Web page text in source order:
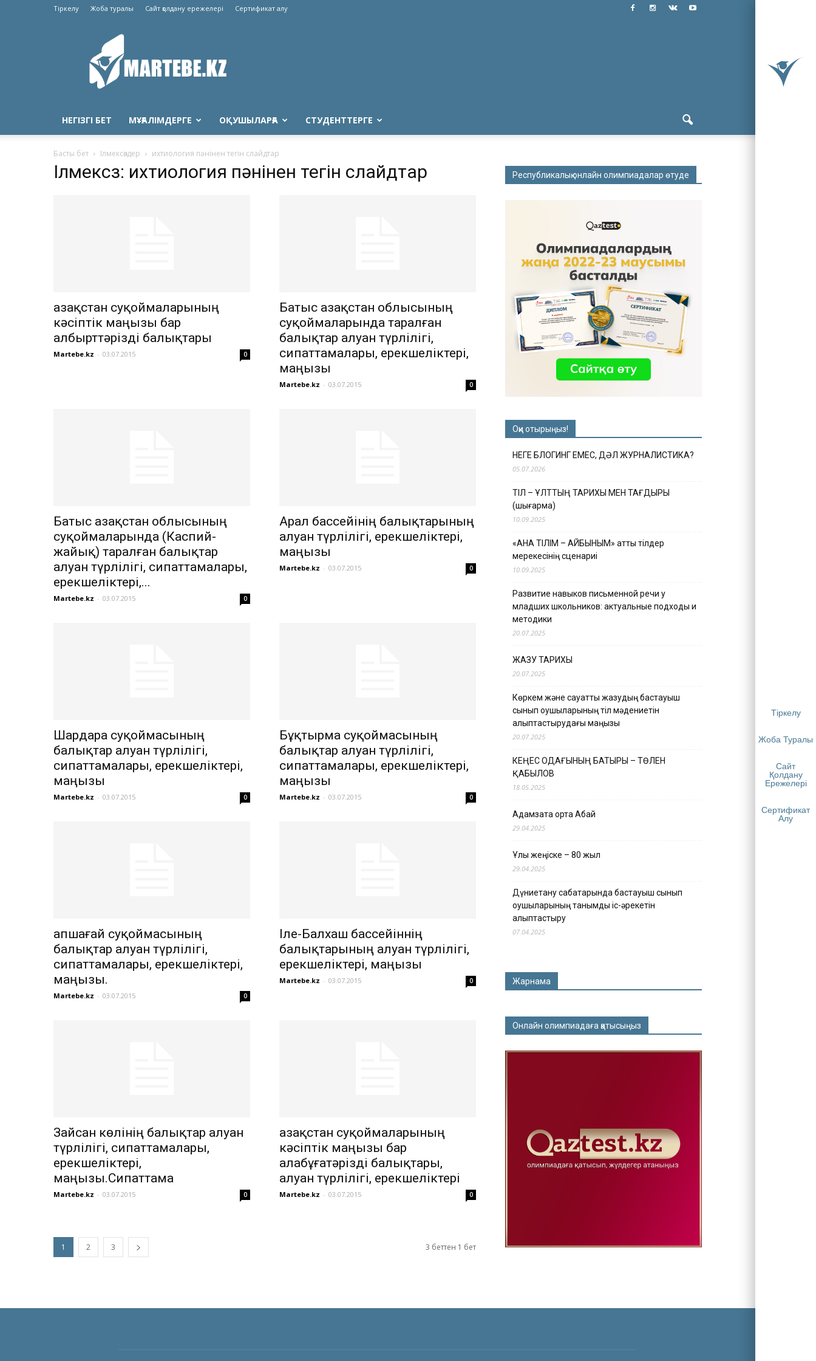
Тіркелу
Жоба Туралы
Сайт
Қолдану
Ережелері
Сертификат
Алу
Тіркелу Жоба туралы Сайт қолдану ережелері Сертификат алу
Martebe.kz
білім
сайты
НЕГІЗГІ БЕТ МҰҒАЛІМДЕРГЕ ОҚУШЫЛАРҒА СТУДЕНТТЕРГЕ
Басты бет Ілмексөздер ихтиология пәнінен тегін слайдтар
Ілмексөз: ихтиология пәнінен тегін слайдтар
Қазақстан суқоймаларының
кәсіптік маңызы бар
албырттәрізді балықтары
Martebe.kz - 03.07.2015 0
Батыс Қазақстан облысының
суқоймаларында таралған
балықтар алуан түрлілігі,
сипаттамалары, ерекшеліктері,
маңызы
Martebe.kz - 03.07.2015 0
Батыс Қазақстан облысының
суқоймаларында (Каспий-
жайық) таралған балықтар
алуан түрлілігі, сипаттамалары,
ерекшеліктері,...
Martebe.kz - 03.07.2015 0
Арал бассейінің балықтарының
алуан түрлілігі, ерекшеліктері,
маңызы
Martebe.kz - 03.07.2015 0
Шардара суқоймасының
балықтар алуан түрлілігі,
сипаттамалары, ерекшеліктері,
маңызы
Martebe.kz - 03.07.2015 0
Бұқтырма суқоймасының
балықтар алуан түрлілігі,
сипаттамалары, ерекшеліктері,
маңызы
Martebe.kz - 03.07.2015 0
Қапшағай суқоймасының
балықтар алуан түрлілігі,
сипаттамалары, ерекшеліктері,
маңызы.
Martebe.kz - 03.07.2015 0
Іле-Балхаш бассейіннің
балықтарының алуан түрлілігі,
ерекшеліктері, маңызы
Martebe.kz - 03.07.2015 0
Зайсан көлінің балықтар алуан
түрлілігі, сипаттамалары,
ерекшеліктері,
маңызы.Сипаттама
Martebe.kz - 03.07.2015 0
Қазақстан суқоймаларының
кәсіптік маңызы бар
алабұғатәрізді балықтары,
алуан түрлілігі, ерекшеліктері
Martebe.kz - 03.07.2015 0
1 2 3 3 беттен 1 бет
Республикалық онлайн олимпиадалар өтуде
Оқи отырыңыз!
НЕГЕ БЛОГИНГ ЕМЕС, ДӘЛ ЖУРНАЛИСТИКА?
05.07.2026
ТІЛ – ҰЛТТЫҢ ТАРИХЫ МЕН ТАҒДЫРЫ
(шығарма)
10.09.2025
«АНА ТІЛІМ – АЙБЫНЫМ» атты тілдер
мерекесінің сценариі
10.09.2025
Развитие навыков письменной речи у
младших школьников: актуальные подходы и
методики
20.07.2025
ЖАЗУ ТАРИХЫ
20.07.2025
Көркем және сауатты жазудың бастауыш
сынып оқушыларының тіл мәдениетін
қалыптастырудағы маңызы
20.07.2025
КЕҢЕС ОДАҒЫНЫҢ БАТЫРЫ – ТӨЛЕН
ҚАБЫЛОВ
18.05.2025
Адамзатқа ортақ Абай
29.04.2025
Ұлы жеңіске – 80 жыл
29.04.2025
Дүниетану сабақтарында бастауыш сынып
оқушыларының танымдық іс-әрекетін
қалыптастыру
07.04.2025
Жарнама
Онлайн олимпиадаға қатысыңыз